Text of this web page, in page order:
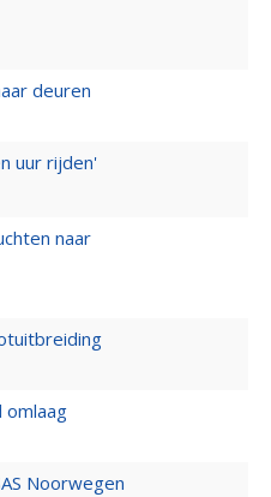
deuren
uur rijden'
naar
omlaag
Noorwegen